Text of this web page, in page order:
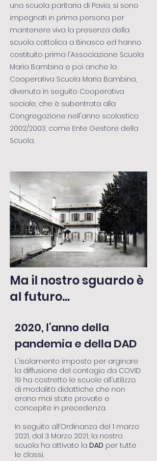
una scuola paritaria di Pavia, si sono
impegnati in prima persona per
mantenere viva la presenza della
scuola cattolica a Binasco ed hanno
costituito prima l'Associazione Scuola
Maria Bambina e poi anche la
Cooperativa Scuola Maria Bambina,
divenuta in seguito Cooperativa
sociale, che è subentrata alla
Congregazione nell'anno scolastico
2002/2003, come Ente Gestore della
Scuola.
Ma il nostro sguardo è
al futuro...
2020, l'anno della
pandemia e della DAD
L'isolamento imposto per arginare
la diffusione del contagio da COVID
19 ha costretto le scuole all'utilizzo
di modalità didattiche che non
erano mai state provate e
concepite in precedenza.
In seguito all’Ordinanza del 1 marzo
2021, dal 3 Marzo 2021, la nostra
scuola ha attivato la DAD per tutte
le classi.